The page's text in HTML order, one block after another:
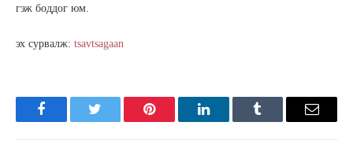
гэж боддог юм.
эх сурвалж: tsavtsagaan
FacebookTwitter Pinterest LinkedInTumblr Имэйл